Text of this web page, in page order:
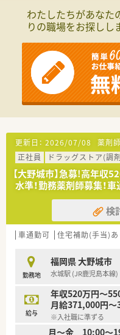
■地域に根差して90
っています。
■職員の働きやすさを
■業務効率化のために
を導入しました。
【こんな方にオススメ】
■残業が少なく休みの
したい方です。
■病院での勤務経験が
■新しい設備の整った
興味がある方です。
わたしたちがあなた
りの職場をお探しし
更新日： 2026/07/08 薬剤
正社員
ドラッグストア(調
【大野城市】急募!高年収
水準！勤務薬剤師募集！
検
車通勤可 住宅補助(手当)あ
勤務地
福岡県 大野城市
水城駅 (JR鹿児島本線)
給与
年収520万円～
月給371,000円～
※入社職に準ずる
月～金 10:00～